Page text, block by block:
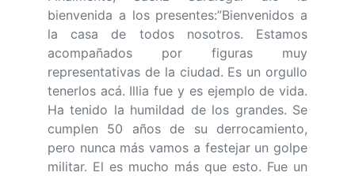
bienvenida a los presentes:”Bienvenidos a
la casa de todos nosotros. Estamos
acompañados por figuras muy
representativas de la ciudad. Es un orgullo
tenerlos acá. Illia fue y es ejemplo de vida.
Ha tenido la humildad de los grandes. Se
cumplen 50 años de su derrocamiento,
pero nunca más vamos a festejar un golpe
militar. El es mucho más que esto. Fue un